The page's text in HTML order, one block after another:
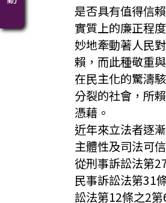
是否具有值得信
實質上的廉正程
妙地牽動著人民
賴，而此種敬重
在民主化的驚濤
分裂的社會，所
憑藉。
近年來立法者逐
主體性及司法可
從刑事訴訟法第
民事訴訟法第31
訟法第12條之2